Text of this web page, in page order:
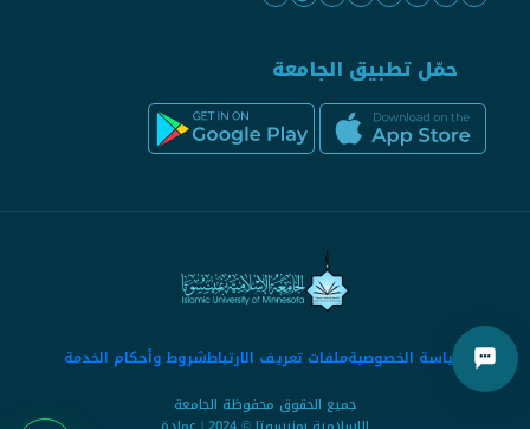
حمّل تطبيق الجامعة
سياسة الخصوصيةملفات تعريف الارتباطشروط وأحكام الخدمة
جميع الحقوق محفوظة الجامعة